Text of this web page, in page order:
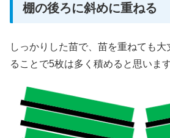
棚の後ろに斜めに重ねる
しっかりした苗で、苗を重ねても
ることで5枚は多く積めると思います